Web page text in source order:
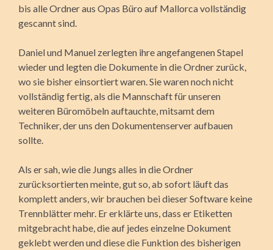
bis alle Ordner aus Opas Büro auf Mallorca vollständig
gescannt sind.
Daniel und Manuel zerlegten ihre angefangenen Stapel
wieder und legten die Dokumente in die Ordner zurück,
wo sie bisher einsortiert waren. Sie waren noch nicht
vollständig fertig, als die Mannschaft für unseren
weiteren Büromöbeln auftauchte, mitsamt dem
Techniker, der uns den Dokumentenserver aufbauen
sollte.
Als er sah, wie die Jungs alles in die Ordner
zurücksortierten meinte, gut so, ab sofort läuft das
komplett anders, wir brauchen bei dieser Software keine
Trennblätter mehr. Er erklärte uns, dass er Etiketten
mitgebracht habe, die auf jedes einzelne Dokument
geklebt werden und diese die Funktion des bisherigen